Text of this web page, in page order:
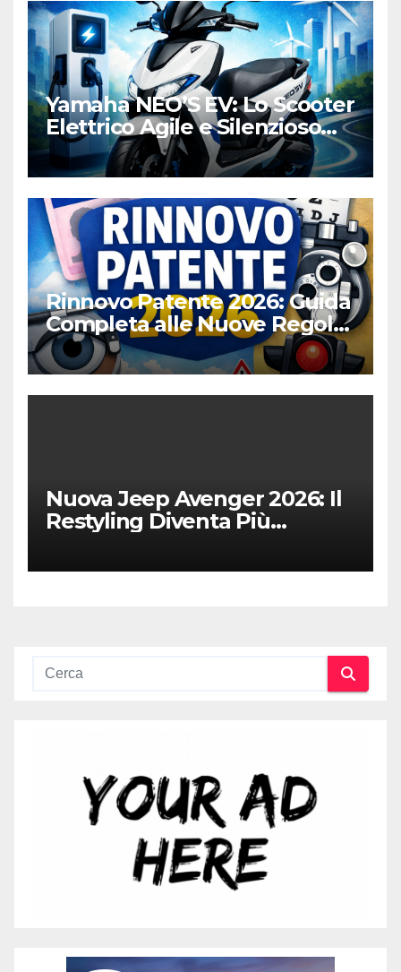
Yamaha NEO’S EV: Lo Scooter
Elettrico Agile e Silenzioso
per la Città
Rinnovo Patente 2026: Guida
Completa alle Nuove Regole,
Digitalizzazione e Costi
Nuova Jeep Avenger 2026: Il
Restyling Diventa Più
Fedele al DNA Off-Road